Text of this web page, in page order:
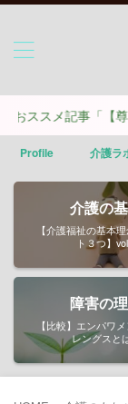
記事「【尊厳を損
Profile 介護ラ
介護の
【介護福祉の基本
ト３つ】
障害の
【比較】エンパワ
レングスと